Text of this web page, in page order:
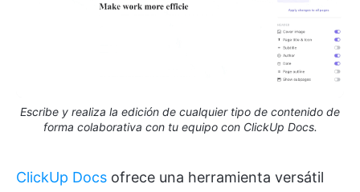
Escribe y realiza la edición de cualquier tipo de contenido de
forma colaborativa con tu equipo con ClickUp Docs.
ClickUp Docs ofrece una herramienta versátil